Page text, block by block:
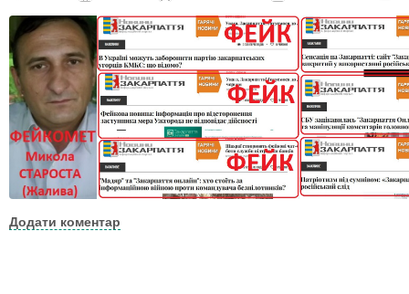
Додати коментар